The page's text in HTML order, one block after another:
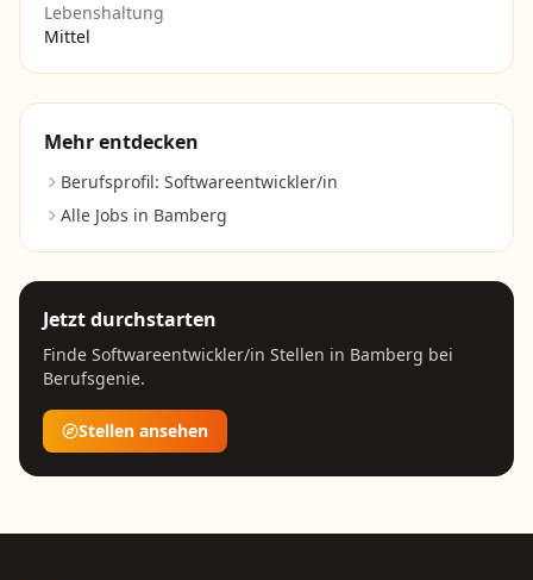
Lebenshaltung
Mittel
Mehr entdecken
Berufsprofil: Softwareentwickler/in
Alle Jobs in Bamberg
Jetzt durchstarten
Finde Softwareentwickler/in Stellen in Bamberg bei
Berufsgenie.
Stellen ansehen